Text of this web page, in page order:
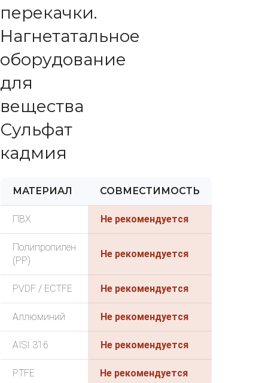
перекачки.
Нагнетатальное
оборудование
для
вещества
Сульфат
кадмия
МАТЕРИАЛ СОВМЕСТИМОСТЬ
ПВХ Не рекомендуется
Полипропилен
(PP)
Не рекомендуется
PVDF / ECTFE Не рекомендуется
Аллюминий Не рекомендуется
AISI 316 Не рекомендуется
PTFE Не рекомендуется